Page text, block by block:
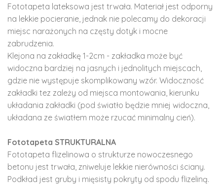
Fototapeta lateksowa jest trwała. Materiał jest odporny
na lekkie pocieranie, jednak nie polecamy do dekoracji
miejsc narażonych na częsty dotyk i mocne
zabrudzenia.
Klejona na zakładkę 1-2cm - zakładka może być
widoczna bardziej na jasnych i jednolitych miejscach,
gdzie nie występuje skomplikowany wzór. Widoczność
zakładki tez zależy od miejsca montowania, kierunku
układania zakładki (pod światło będzie mniej widoczna,
układana ze światłem może rzucać minimalny cień).
Fototapeta STRUKTURALNA
Fototapeta flizelinowa o strukturze nowoczesnego
betonu jest trwała, zniweluje lekkie nierówności ściany.
Podkład jest gruby i mięsisty pokryty od spodu flizeliną.